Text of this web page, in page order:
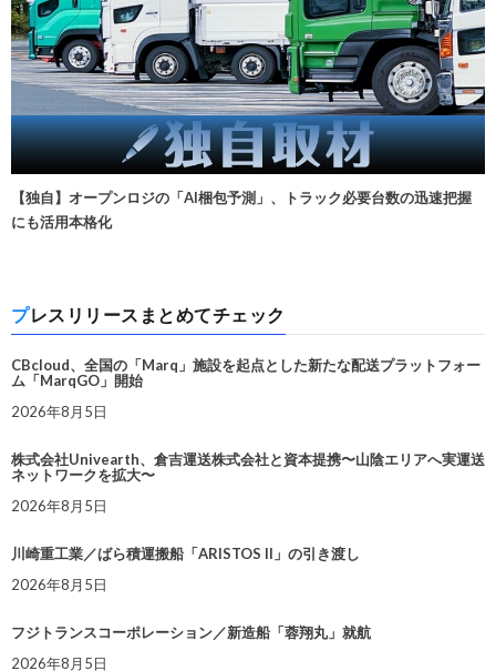
【独自】オープンロジの「AI梱包予測」、トラック必要台数の迅速把握
にも活用本格化
プレスリリースまとめてチェック
CBcloud、全国の「Marq」施設を起点とした新たな配送プラットフォー
ム「MarqGO」開始
2026年8月5日
株式会社Univearth、倉吉運送株式会社と資本提携〜山陰エリアへ実運送
ネットワークを拡大〜
2026年8月5日
川崎重工業／ばら積運搬船「ARISTOS II」の引き渡し
2026年8月5日
フジトランスコーポレーション／新造船「蓉翔丸」就航
2026年8月5日